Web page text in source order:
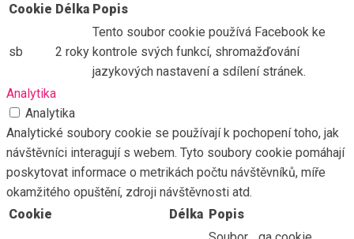
Cookie Délka Popis
sb 2 roky
Tento soubor cookie používá Facebook ke
kontrole svých funkcí, shromažďování
jazykových nastavení a sdílení stránek.
Analytika
Analytika
Analytické soubory cookie se používají k pochopení toho, jak
návštěvníci interagují s webem. Tyto soubory cookie pomáhají
poskytovat informace o metrikách počtu návštěvníků, míře
okamžitého opuštění, zdroji návštěvnosti atd.
Cookie
Délka Popis